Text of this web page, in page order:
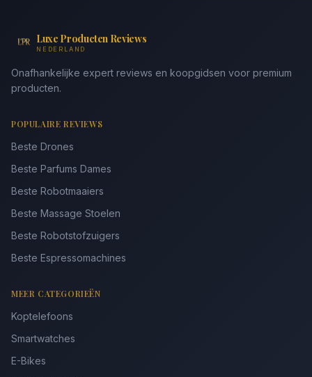
Luxe Producten Reviews
NEDERLAND
Onafhankelijke expert reviews en koopgidsen voor premium
producten.
POPULAIRE REVIEWS
Beste Drones
Beste Parfums Dames
Beste Robotmaaiers
Beste Massage Stoelen
Beste Robotstofzuigers
Beste Espressomachines
MEER CATEGORIEËN
Koptelefoons
Smartwatches
E-Bikes